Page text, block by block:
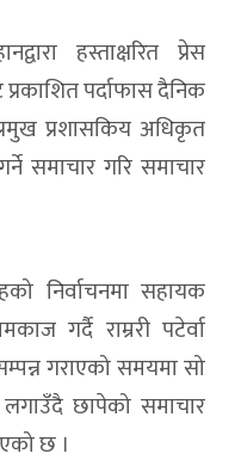
हस्ताक्षरित प्रेस
पर्दाफास दैनिक
प्रशासकिय अधिकृत
समाचार गरि समाचार
निर्वाचनमा सहायक
गर्दै राम्ररी पटेर्वा
गराएको समयमा सो
लगाउँदै छापेको समाचार
छ ।